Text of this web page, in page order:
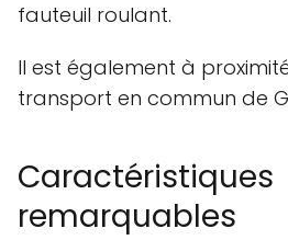
fauteuil roulant.
Il est également à
transport en commun de
Caractéristiques
remarquables